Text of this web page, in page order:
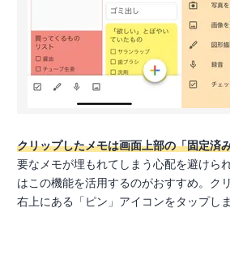
クリップしたメモは画面上部の「固定済
要なメモが埋もれてしまう心配を避けら
はこの機能を活用するのがおすすめ。ク
右上にある「ピン」アイコンをタップしま